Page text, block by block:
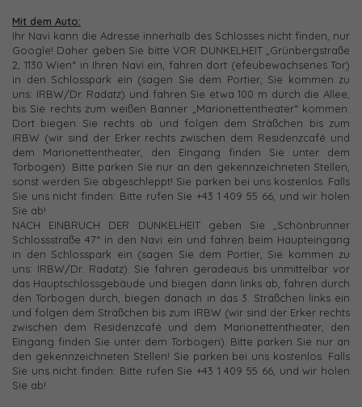
Mit dem Auto:
Ihr Navi kann die Adresse innerhalb des Schlosses nicht finden, nur
Google! Daher geben Sie bitte VOR DUNKELHEIT „Grünbergstraße
2, 1130 Wien“ in Ihren Navi ein, fahren dort (efeubewachsenes Tor)
in den Schlosspark ein (sagen Sie dem Portier, Sie kommen zu
uns: IRBW/Dr. Radatz) und fahren Sie etwa 100 m durch die Allee,
bis Sie rechts zum weißen Banner „Marionettentheater“ kommen.
Dort biegen Sie rechts ab und folgen dem Sträßchen bis zum
IRBW (wir sind der Erker rechts zwischen dem Residenzcafé und
dem Marionettentheater, den Eingang finden Sie unter dem
Torbogen). Bitte parken Sie nur an den gekennzeichneten Stellen,
sonst werden Sie abgeschleppt! Sie parken bei uns kostenlos. Falls
Sie uns nicht finden: Bitte rufen Sie +43 1 409 55 66, und wir holen
Sie ab!
NACH EINBRUCH DER DUNKELHEIT geben Sie „Schönbrunner
Schlossstraße 47“ in den Navi ein und fahren beim Haupteingang
in den Schlosspark ein (sagen Sie dem Portier, Sie kommen zu
uns: IRBW/Dr. Radatz). Sie fahren geradeaus bis unmittelbar vor
das Hauptschlossgebäude und biegen dann links ab, fahren durch
den Torbogen durch, biegen danach in das 3. Sträßchen links ein
und folgen dem Sträßchen bis zum IRBW (wir sind der Erker rechts
zwischen dem Residenzcafé und dem Marionettentheater, den
Eingang finden Sie unter dem Torbogen). Bitte parken Sie nur an
den gekennzeichneten Stellen! Sie parken bei uns kostenlos. Falls
Sie uns nicht finden: Bitte rufen Sie +43 1 409 55 66, und wir holen
Sie ab!